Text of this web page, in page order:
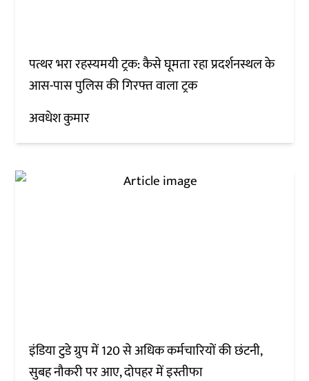
पत्थर भरा रहस्यमयी ट्रक: कैसे घूमता रहा प्रदर्शनस्थल के
आस-पास पुलिस की गिरफ्त वाला ट्रक
अवधेश कुमार
इंडिया टुडे ग्रुप में 120 से अधिक कर्मचारियों की छंटनी,
सुबह नौकरी पर आए, दोपहर में इस्तीफा